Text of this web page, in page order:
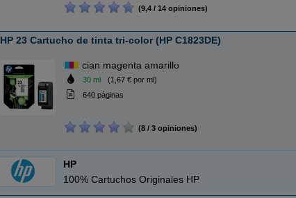
(9,4 / 14 opiniones)
HP 23 Cartucho de tinta tri-color (HP C1823DE)
cian magenta amarillo
30 ml
(1,67 € por ml)
640 páginas
(8 / 3 opiniones)
HP
100% Cartuchos Originales HP